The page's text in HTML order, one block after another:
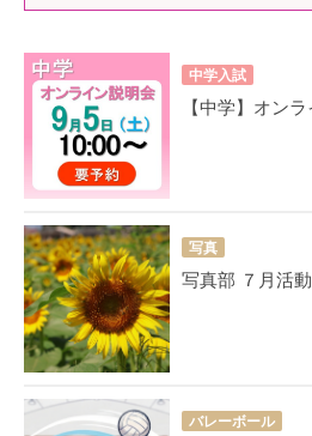
中学入試
【中学】オン
写真
写真部 ７月活
バレーボール